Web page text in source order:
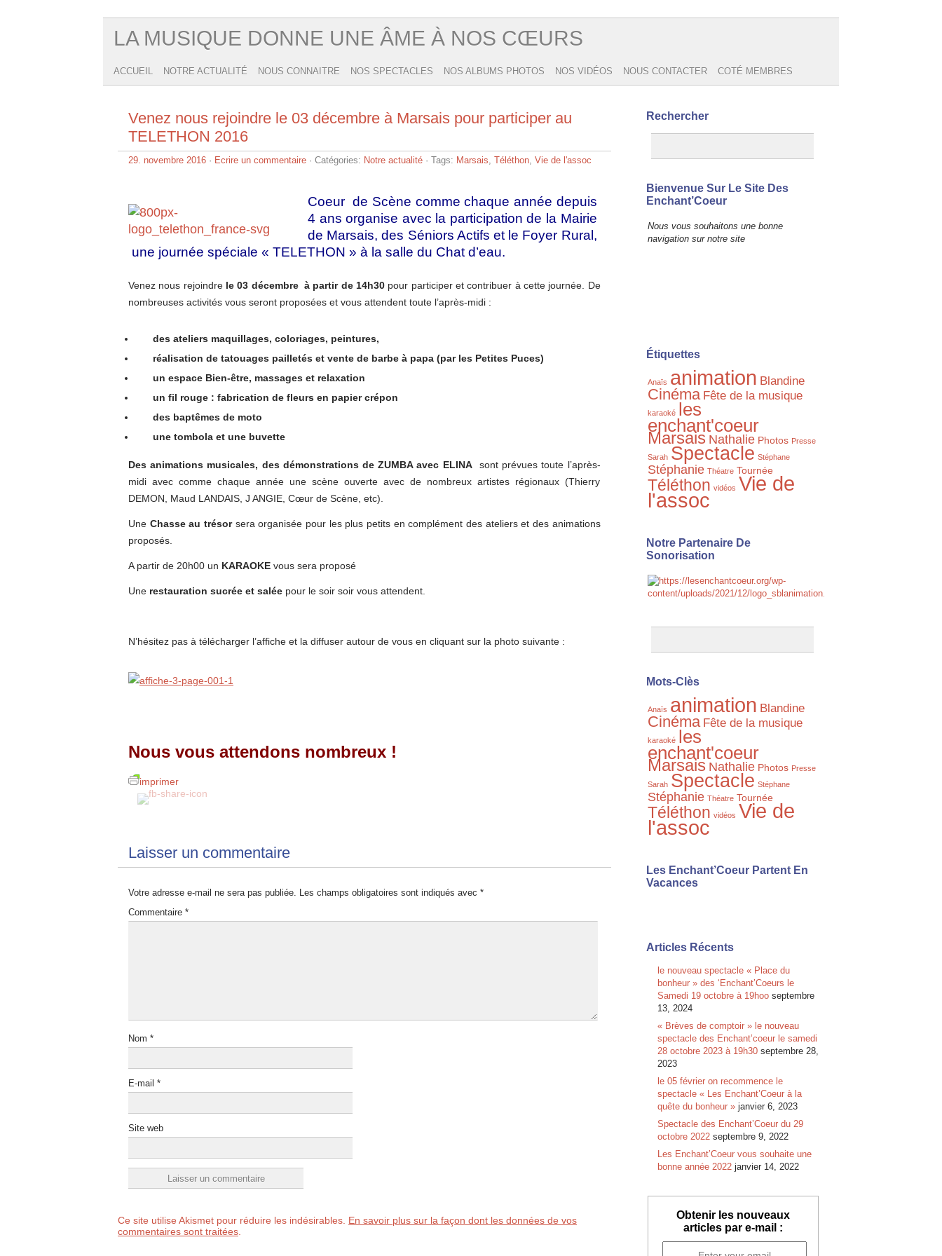
LA MUSIQUE DONNE UNE ÂME À NOS CŒURS
ACCUEIL NOTRE ACTUALITÉ NOUS CONNAITRE NOS SPECTACLES NOS ALBUMS PHOTOS NOS VIDÉOS NOUS CONTACTER COTÉ MEMBRES
Venez nous rejoindre le 03 décembre à Marsais pour participer au
TELETHON 2016
29. novembre 2016 · Ecrire un commentaire · Catégories: Notre actualité · Tags: Marsais, Téléthon, Vie de l'assoc
Coeur de Scène comme chaque année depuis
4 ans organise avec la participation de la Mairie
de Marsais, des Séniors Actifs et le Foyer Rural,
une journée spéciale « TELETHON » à la salle du Chat d’eau.
Venez nous rejoindre le 03 décembre à partir de 14h30 pour participer et contribuer à cette journée. De
nombreuses activités vous seront proposées et vous attendent toute l’après-midi :
des ateliers maquillages, coloriages, peintures,
réalisation de tatouages pailletés et vente de barbe à papa (par les Petites Puces)
un espace Bien-être, massages et relaxation
un fil rouge : fabrication de fleurs en papier crépon
des baptêmes de moto
une tombola et une buvette
Des animations musicales, des démonstrations de ZUMBA avec ELINAsont prévues toute l’après-
midi avec comme chaque année une scène ouverte avec de nombreux artistes régionaux (Thierry
DEMON, Maud LANDAIS, J ANGIE, Cœur de Scène, etc).
Une Chasse au trésorsera organisée pour les plus petits en complément des ateliers et des animations
proposés.
A partir de 20h00 un KARAOKE vous sera proposé
Une restauration sucrée et salée pour le soir soir vous attendent.
N’hésitez pas à télécharger l’affiche et la diffuser autour de vous en cliquant sur la photo suivante :
Nous vous attendons nombreux !
imprimer
Laisser un commentaire
Votre adresse e-mail ne sera pas publiée. Les champs obligatoires sont indiqués avec *
Commentaire *
Nom *
E-mail *
Site web
Ce site utilise Akismet pour réduire les indésirables. En savoir plus sur la façon dont les données de vos
commentaires sont traitées
Rechercher
Bienvenue Sur Le Site Des
Enchant’Coeur
Nous vous souhaitons une bonne
navigation sur notre site
Étiquettes
Anaïs animation Blandine
Cinéma Fête de la musique
karaoké les
enchant'coeur
Marsais Nathalie Photos Presse
Sarah Spectacle Stéphane
Stéphanie Théatre Tournée
Téléthon vidéos Vie de
l'assoc
Notre Partenaire De
Sonorisation
Mots-Clès
Anaïs animation Blandine
Cinéma Fête de la musique
karaoké les
enchant'coeur
Marsais Nathalie Photos Presse
Sarah Spectacle Stéphane
Stéphanie Théatre Tournée
Téléthon vidéos Vie de
l'assoc
Les Enchant’Coeur Partent En
Vacances
Articles Récents
le nouveau spectacle « Place du
bonheur » des ‘Enchant’Coeurs le
Samedi 19 octobre à 19hoo septembre
13, 2024
« Brèves de comptoir » le nouveau
spectacle des Enchant’coeur le samedi
28 octobre 2023 à 19h30 septembre 28,
2023
le 05 février on recommence le
spectacle « Les Enchant’Coeur à la
quête du bonheur » janvier 6, 2023
Spectacle des Enchant’Coeur du 29
octobre 2022 septembre 9, 2022
Les Enchant’Coeur vous souhaite une
bonne année 2022 janvier 14, 2022
Obtenir les nouveaux
articles par e-mail :